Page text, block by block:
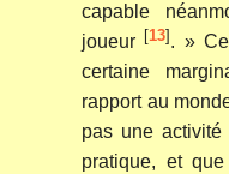
capable
joueur [13]. »
certaine
rapport au
pas une activité
pratique, et